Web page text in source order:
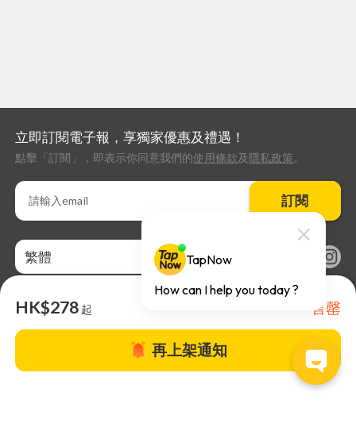
HK$278 起 售罄
再上架通知
立即訂閱電子報，享獨家優惠及禮遇！
點擊「訂閱」，即表示你同意我們的使用條款及 隱私政策。
訂閱
繁體
關於TapNow |TapNow Blog |加入成為合作夥伴|網站條款 |幫助